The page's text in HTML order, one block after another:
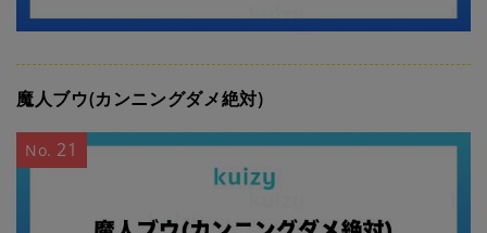
魔人ブウ(カンニングダメ絶対)
No. 21